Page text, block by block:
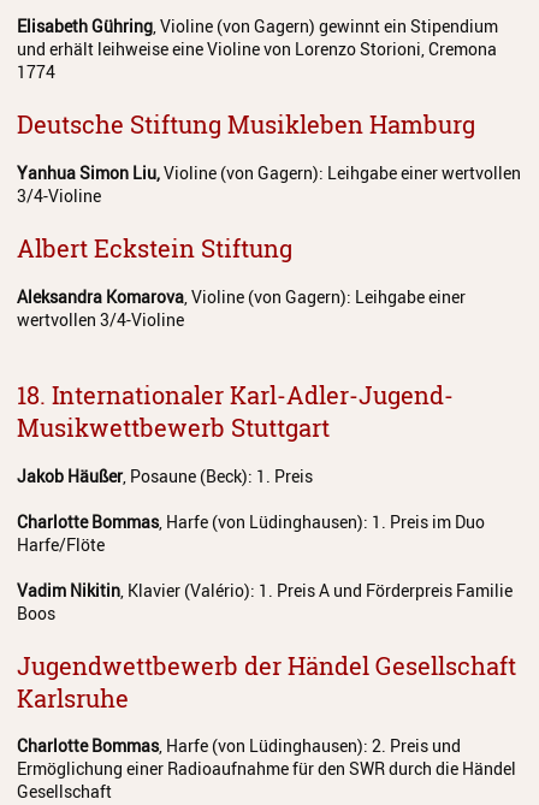
Elisabeth Gühring, Violine (von Gagern) gewinnt ein Stipendium
und erhält leihweise eine Violine von Lorenzo Storioni, Cremona
1774
Deutsche Stiftung Musikleben Hamburg
Yanhua Simon Liu,Violine (von Gagern): Leihgabe einer wertvollen
3/4-Violine
Albert Eckstein Stiftung
Aleksandra Komarova , Violine (von Gagern): Leihgabe einer
wertvollen 3/4-Violine
18. Internationaler Karl-Adler-Jugend-
Musikwettbewerb Stuttgart
Jakob Häußer, Posaune (Beck): 1. Preis
Charlotte Bommas, Harfe (von Lüdinghausen): 1. Preis im Duo
Harfe/Flöte
Vadim Nikitin , Klavier (Valério): 1. Preis A und Förderpreis Familie
Boos
Jugendwettbewerb der Händel Gesellschaft
Karlsruhe
Charlotte Bommas, Harfe (von Lüdinghausen): 2. Preis und
Ermöglichung einer Radioaufnahme für den SWR durch die Händel
Gesellschaft